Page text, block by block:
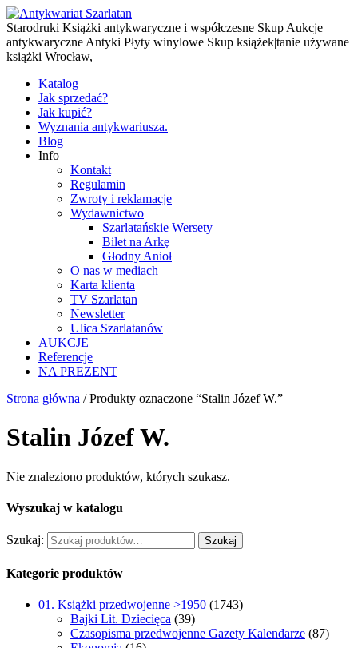
Starodruki Książki antykwaryczne i współczesne Skup Aukcje
antykwaryczne Antyki Płyty winylowe Skup książek|tanie używane
książki Wrocław,
Katalog
Jak sprzedać?
Jak kupić?
Wyznania antykwariusza.
Blog
Info
Kontakt
Regulamin
Zwroty i reklamacje
Wydawnictwo
Szarlatańskie Wersety
Bilet na Arkę
Głodny Anioł
O nas w mediach
Karta klienta
TV Szarlatan
Newsletter
Ulica Szarlatanów
AUKCJE
Referencje
NA PREZENT
Strona główna / Produkty oznaczone “Stalin Józef W.”
Stalin Józef W.
Nie znaleziono produktów, których szukasz.
Wyszukaj w katalogu
Szukaj: Szukaj
Kategorie produktów
01. Książki przedwojenne >1950 (1743)
Bajki Lit. Dziecięca (39)
Czasopisma przedwojenne Gazety Kalendarze (87)